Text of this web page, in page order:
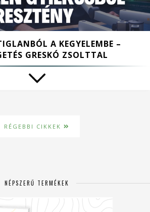
A KEGYELEMBE –
GRESKÓ ZSOLTTAL
RÉGEBBI CIKKEK
NÉPSZERŰ TERMÉKEK